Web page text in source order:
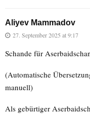
Aliyev Mammadov
27. September 2025 at 9:17
Schande für
(Automatische
manuell)
Als gebürtiger